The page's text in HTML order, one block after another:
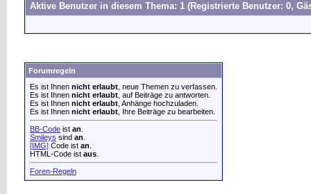
Aktive Benutzer in diesem Thema: 1 (Registrierte Benutzer: 0,
Forumregeln
Es ist Ihnen nicht erlaubt , neue Themen zu verfassen.
Es ist Ihnen nicht erlaubt , auf Beiträge zu antworten.
Es ist Ihnen nicht erlaubt , Anhänge hochzuladen.
Es ist Ihnen nicht erlaubt , Ihre Beiträge zu bearbeiten.
BB-Code ist an
Smileys sind an
[IMG] Code ist an
HTML-Code ist aus
Foren-Regeln